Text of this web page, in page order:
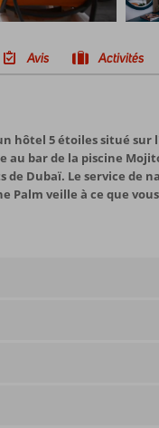
Avis Activités
hôtel 5 étoiles situé
au bar de la piscine
Dubaï. Le service de
Palm veille à ce que